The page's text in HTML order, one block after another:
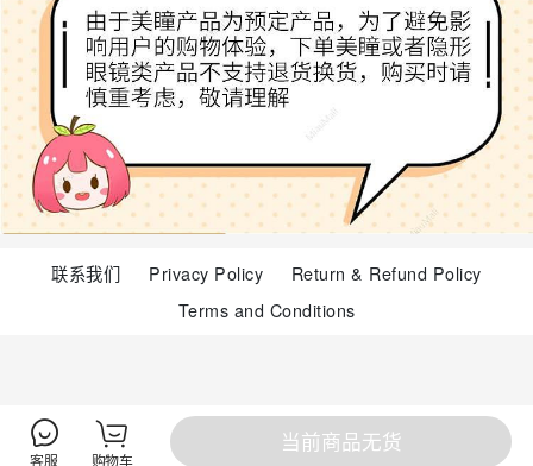
联系我们 Privacy Policy
Return & Refund Policy
Terms and Conditions
客服 购物车
当前商品无货